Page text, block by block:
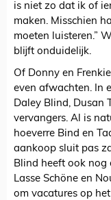
is niet zo dat ik of
maken. Misschien
moeten luisteren.”
blijft onduidelijk.
Of Donny en
even afwachten. In
Daley Blind, Dusan
vervangers. Al is
hoeverre Bind en
aankoop sluit pas
Blind heeft ook nog
Lasse Schöne en
om vacatures op